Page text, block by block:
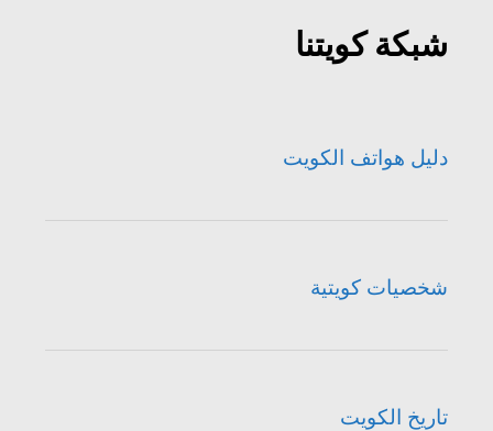
شبكة كويتنا
دليل هواتف الكويت
شخصيات كويتية
تاريخ الكويت